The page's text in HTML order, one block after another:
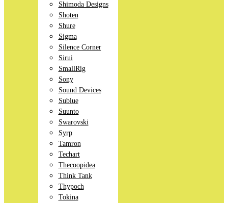
Shimoda Designs
Shoten
Shure
Sigma
Silence Corner
Sirui
SmallRig
Sony
Sound Devices
Sublue
Suunto
Swarovski
Syrp
Tamron
Techart
Thecoopidea
Think Tank
Thypoch
Tokina